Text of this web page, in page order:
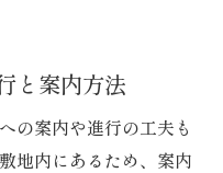
と案内方法
の案内や進行の工夫も
地内にあるため、案内